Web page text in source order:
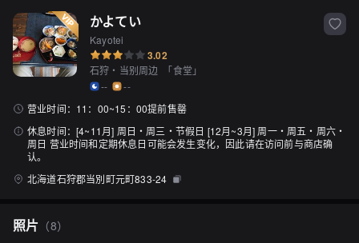
かよてい
Kayotei
3.02
石狩・当别周边 「食堂 」
--
--
营业时间： 11：00~15：00提前售罄
休息时间： [4~11月] 周日・周三・节假日 [12月~3月] 周一・周五・周六・
周日 营业时间和定期休息日可能会发生变化，因此请在访问前与商店确
认。
北海道石狩郡当別町元町833-24
照片 （8）